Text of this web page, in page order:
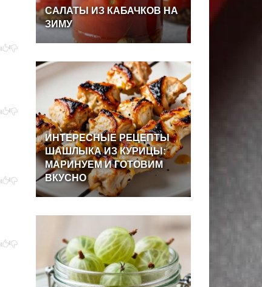
САЛАТЫИЗКАБАЧКОВ НА
ЗИМУ
ИНТЕРЕСНЫЕРЕЦЕПТЫ
ШАШЛЫКАИЗКУРИЦЫ:
МАРИНУЕМИГОТОВИМ
ВКУСНО